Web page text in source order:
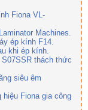
Fiona VL-
Machines.
ép kính F14.
khi ép kính.
thách thức
siêu êm
Fiona gia công